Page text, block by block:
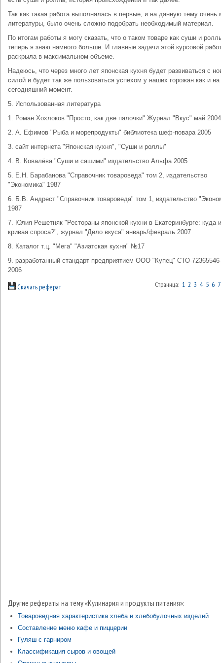
Так как такая работа выполнялась в первые, и на данную тему очень
литературы, было очень сложно подобрать необходимый материал.
По итогам работы я могу сказать, что о таком товаре как суши и
теперь я знаю намного больше. И главные задачи этой курсовой
раскрыла в максимальном объеме.
Надеюсь, что через много лет японская кухня будет развиваться с
силой и будет так же пользоваться успехом у наших горожан как и на
сегодняшний момент.
5. Использованная литература
1. Роман Хохлоков "Просто, как две палочки" Журнал "Вкус" май 2004
2. А. Ефимов "Рыба и морепродукты" библиотека шеф-повара 2005
3. сайт интернета "Японская кухня", "Суши и роллы"
4. В. Ковалёва "Суши и сашими" издательство Альфа 2005
5. Е.Н. Барабанова "Справочник товароведа" том 2, издательство
"Экономика" 1987
6. Б.В. Андрест "Справочник товароведа" том 1, издательство
1987
7. Юлия Решетняк "Рестораны японской кухни в Екатеринбурге: куда
кривая спроса?", журнал "Дело вкуса" январь/февраль 2007
8. Каталог т.ц. "Мега" "Азиатская кухня" №17
9. разработанный стандарт предприятием ООО "Купец" СТО-
2006
Скачать реферат Страница: 1 2 3 4 5 6 7
Другие рефераты на тему «Кулинария и продукты питания»:
Товароведная характеристика хлеба и хлебобулочных изделий
Составление меню кафе и пиццерии
Гуляш с гарниром
Классификация сыров и овощей